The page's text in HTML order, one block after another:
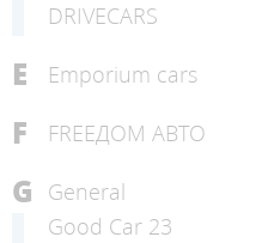
DRIVECARS
E Emporium cars
F FREEДОМ АВТО
G
General
Good Car 23